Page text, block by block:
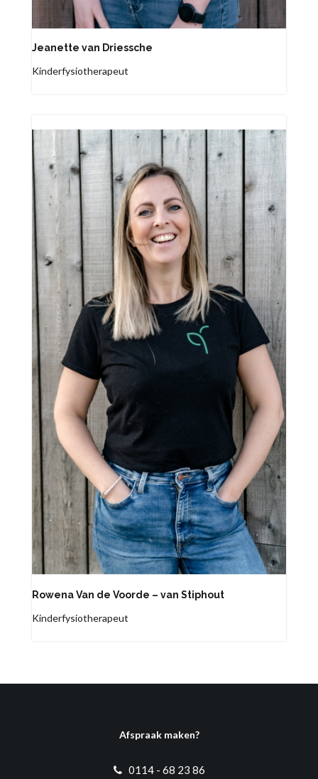
Jeanette van Driessche
Kinderfysiotherapeut
Rowena Van de Voorde – van Stiphout
Kinderfysiotherapeut
Afspraak maken?
0114 - 68 23 86